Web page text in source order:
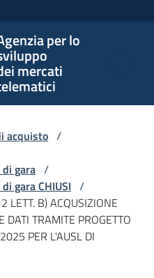
per lo
mercati
acquisto /
gara /
gara CHIUSI /
LETT. B) ACQUSIZIONE
DATI TRAMITE PROGETTO
PER L'AUSL DI